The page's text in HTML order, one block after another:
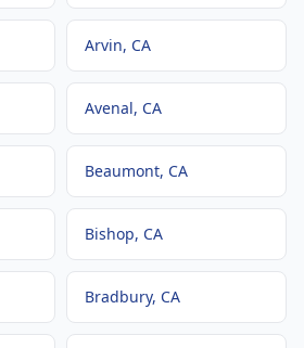
Arvin, CA
Avenal, CA
Beaumont, CA
Bishop, CA
Bradbury, CA